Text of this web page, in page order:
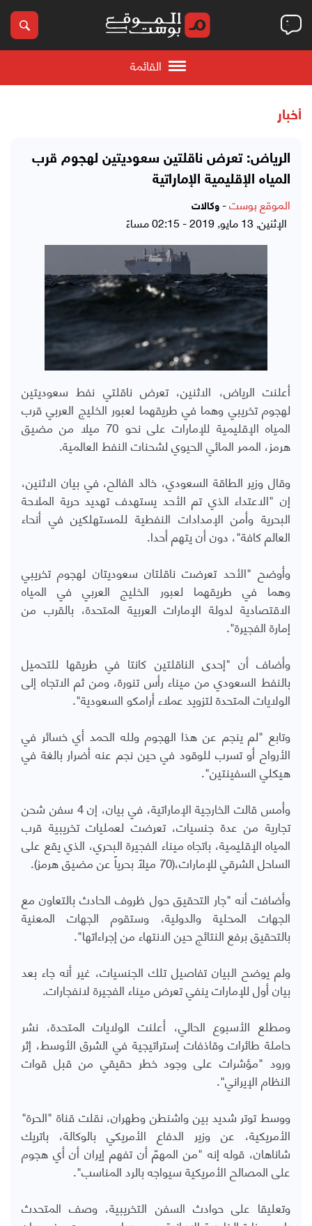
القائمة
أخبار
الرياض: تعرض ناقلتين سعوديتين لهجوم قرب
المياه الإقليمية الإماراتية
الموقع بوست- وكالات
الإثنين, 13 مايو, 2019 - 02:15 مساءً
أعلنت الرياض، الاثنين، تعرض ناقلتي نفط سعوديتين
لهجوم تخريبي وهما في طريقهما لعبور الخليج العربي قرب
المياه الإقليمية للإمارات على نحو 70 ميلا من مضيق
هرمز، الممر المائي الحيوي لشحنات النفط العالمية.
وقال وزير الطاقة السعودي، خالد الفالح، في بيان الاثنين،
إن "الاعتداء الذي تم الأحد يستهدف تهديد حرية الملاحة
البحرية وأمن الإمدادات النفطية للمستهلكين في أنحاء
العالم كافة"، دون أن يتهم أحدا.
وأوضح "الأحد تعرضت ناقلتان سعوديتان لهجوم تخريبي
وهما في طريقهما لعبور الخليج العربي في المياه
الاقتصادية لدولة الإمارات العربية المتحدة، بالقرب من
إمارة الفجيرة".
وأضاف أن "إحدى الناقلتين كانتا في طريقها للتحميل
بالنفط السعودي من ميناء رأس تنورة، ومن ثم الاتجاه إلى
الولايات المتحدة لتزويد عملاء أرامكو السعودية".
وتابع "لم ينجم عن هذا الهجوم ولله الحمد أي خسائر في
الأرواح أو تسرب للوقود في حين نجم عنه أضرار بالغة في
هيكلي السفينتين".
وأمس قالت الخارجية الإماراتية، في بيان، إن 4 سفن شحن
تجارية من عدة جنسيات، تعرضت لعمليات تخريبية قرب
المياه الإقليمية، باتجاه ميناء الفجيرة البحري، الذي يقع على
الساحل الشرقي للإمارات،(70 ميلاً بحرياً عن مضيق هرمز).
وأضافت أنه "جار التحقيق حول ظروف الحادث بالتعاون مع
الجهات المحلية والدولية، وستقوم الجهات المعنية
بالتحقيق برفع النتائج حين الانتهاء من إجراءاتها".
ولم يوضح البيان تفاصيل تلك الجنسيات، غير أنه جاء بعد
بيان أول للإمارات ينفي تعرض ميناء الفجيرة لانفجارات.
ومطلع الأسبوع الحالي، أعلنت الولايات المتحدة، نشر
حاملة طائرات وقاذفات إستراتيجية في الشرق الأوسط، إثر
ورود "مؤشرات على وجود خطر حقيقي من قبل قوات
النظام الإيراني".
ووسط توتر شديد بين واشنطن وطهران، نقلت قناة "الحرة"
الأمريكية، عن وزير الدفاع الأمريكي بالوكالة، باتريك
شاناهان، قوله إنه "من المهمّ أن تفهم إيران أن أي هجوم
على المصالح الأمريكية سيواجه بالرد المناسب".
وتعليقا على حوادث السفن التخريبية، وصف المتحدث